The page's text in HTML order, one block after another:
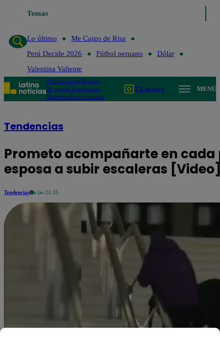
Temas
Lo último
Me Caigo de Risa
Perú Decide 2026
Fútbol peruano
Dólar
Valentina Valiente
PolíticaLimaMundo
Te ayudoTendencias
DeportesEspectáculos
TV en vivo MENÚ
Tendencias
Prometo acompañarte en cada
esposa a subir escaleras
Tendencias a las 21:35